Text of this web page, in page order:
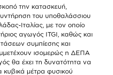
την κατασκευή,
του υποθαλάσσιου
Ιταλίας, με τον οποίο
αγωγός ITGI, καθώς και
συμπίεσης και
ισομερώς η ΔΕΠΑ
θα έχει τη δυνατότητα να
κυβικά μέτρα φυσικού